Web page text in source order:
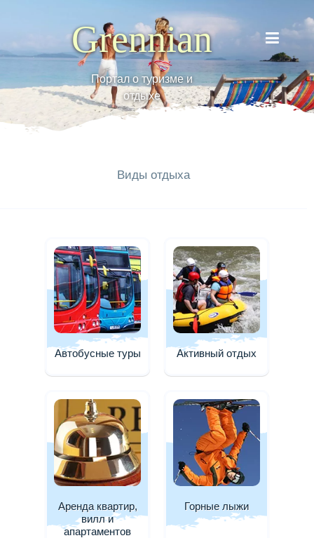
Grennian
Портал о туризме и
отдыхе
Виды отдыха
Автобусные туры Активный отдых
Аренда квартир,
вилл и
апартаментов
Горные лыжи